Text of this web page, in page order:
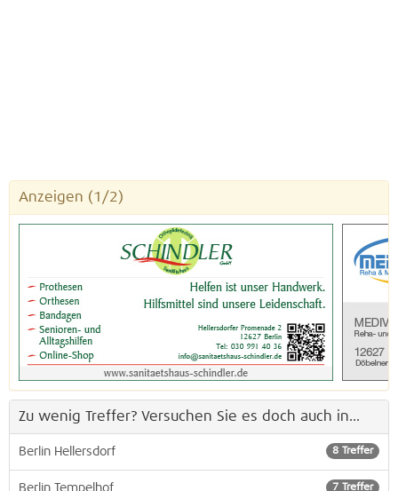
Anzeigen (1/2)
Zu wenig Treffer? Versuchen Sie es doch auch in...
8 Treffer
Berlin Hellersdorf
7 Treffer
Berlin Tempelhof